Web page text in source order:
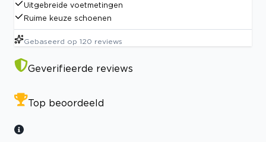
Uitgebreide voetmetingen
Ruime keuze schoenen
Gebaseerd op 120 reviews
Geverifieerde reviews
Top beoordeeld